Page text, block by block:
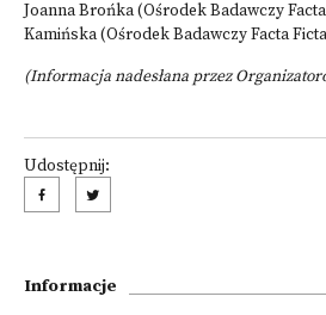
Joanna Brońka (Ośrodek Badawczy
Kamińska (Ośrodek Badawczy Facta
(Informacja nadesłana przez
Udostępnij:
Informacje